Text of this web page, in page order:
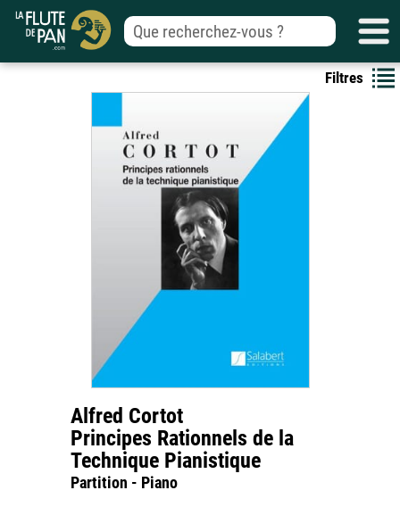
Filtres
Alfred Cortot
Principes Rationnels de la
Technique Pianistique
Partition - Piano